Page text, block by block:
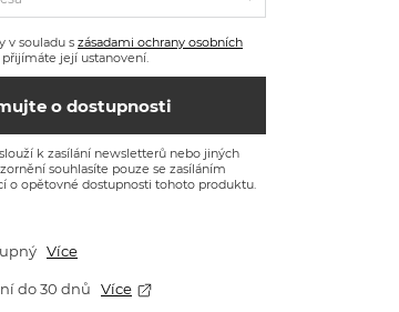
v souladu szásadami ochrany osobních
její ustanovení.
o dostupnosti
k zasílání newsletterů nebo jiných
souhlasíte pouze se zasíláním
o opětovné dostupnosti tohoto produktu.
Více
do 30 dnů Více